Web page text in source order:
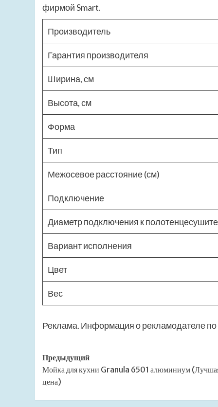
фирмой Smart.
Производитель
Гарантия производителя
Ширина, см
Высота, см
Форма
Тип
Межосевое расстояние (см)
Подключение
Диаметр подключения к
Вариант исполнения
Цвет
Вес
Реклама. Информация о рекламодателе по
Навигация
записи
Предыдущий
Мойка для кухни Granula 6501 алюминиум
цена)